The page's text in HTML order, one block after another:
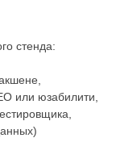
стенда:
или юзабилити,